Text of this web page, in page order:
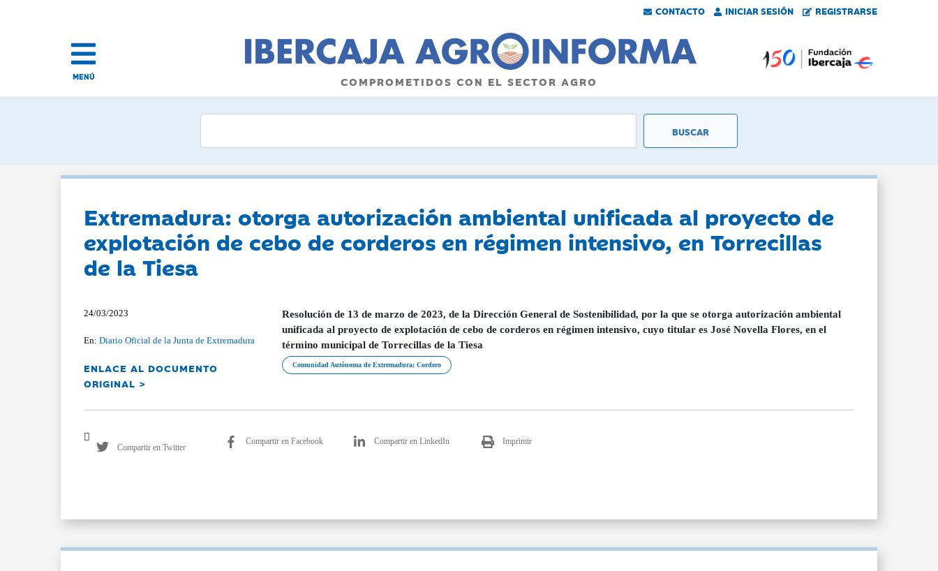
CONTACTO INICIAR SESIÓN REGISTRARSE
MENÚ COMPROMETIDOS CON EL SECTOR AGRO
Extremadura: otorga autorización ambiental unificada al proyecto de
explotación de cebo de corderos en régimen intensivo, en Torrecillas
de la Tiesa
24/03/2023
En:Diario Oficial de la Junta de Extremadura
ENLACE AL DOCUMENTO
ORIGINAL >
Resolución de 13 de marzo de 2023, de la Dirección General de Sostenibilidad, por la que se otorga autorización ambiental
unificada al proyecto de explotación de cebo de corderos en régimen intensivo, cuyo titular es José Novella Flores, en el
término municipal de Torrecillas de la Tiesa
Comunidad Autónoma de Extremadura; Cordero
Compartir en Twitter
Compartir en Facebook Compartir en LinkedIn Imprimir